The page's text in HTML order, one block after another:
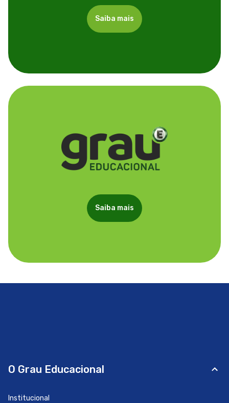
Saiba mais
Saiba mais
O Grau Educacional
Institucional